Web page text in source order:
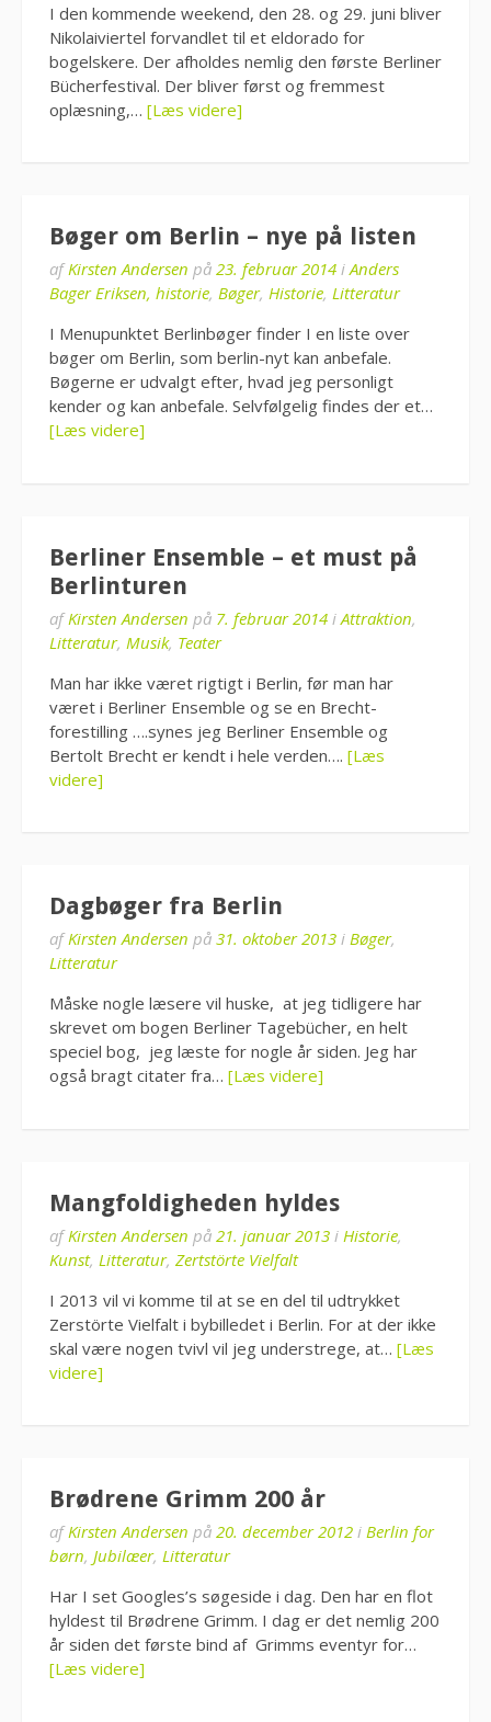
I den kommende weekend, den 28. og 29. juni bliver
Nikolaiviertel forvandlet til et eldorado for
bogelskere. Der afholdes nemlig den første Berliner
Bücherfestival. Der bliver først og fremmest
oplæsning,… [Læs videre]
Bøger om Berlin – nye på listen
afKirsten Andersen på 23. februar 2014 iAnders
Bager Eriksen, historie, Bøger, Historie, Litteratur
I Menupunktet Berlinbøger finder I en liste over
bøger om Berlin, som berlin-nyt kan anbefale.
Bøgerne er udvalgt efter, hvad jeg personligt
kender og kan anbefale. Selvfølgelig findes der et…
[Læs videre]
Berliner Ensemble – et must på
Berlinturen
afKirsten Andersen på 7. februar 2014 i Attraktion,
Litteratur, Musik, Teater
Man har ikke været rigtigt i Berlin, før man har
været i Berliner Ensemble og se en Brecht-
forestilling ….synes jeg Berliner Ensemble og
Bertolt Brecht er kendt i hele verden…. [Læs
videre]
Dagbøger fra Berlin
afKirsten Andersen på 31. oktober 2013 i Bøger,
Litteratur
Måske nogle læsere vil huske, at jeg tidligere har
skrevet om bogen Berliner Tagebücher, en helt
speciel bog, jeg læste for nogle år siden. Jeg har
også bragt citater fra… [Læs videre]
Mangfoldigheden hyldes
afKirsten Andersen på 21. januar 2013 i Historie,
Kunst, Litteratur, Zertstörte Vielfalt
I 2013 vil vi komme til at se en del til udtrykket
Zerstörte Vielfalt i bybilledet i Berlin. For at der ikke
skal være nogen tvivl vil jeg understrege, at… [Læs
videre]
Brødrene Grimm 200 år
afKirsten Andersen på 20. december 2012 i Berlin for
børn, Jubilæer, Litteratur
Har I set Googles’s søgeside i dag. Den har en flot
hyldest til Brødrene Grimm. I dag er det nemlig 200
år siden det første bind af Grimms eventyr for…
[Læs videre]